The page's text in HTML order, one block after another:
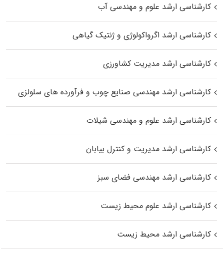
کارشناسی ارشد علوم و مهندسی آب
کارشناسی ارشد اگرواکولوژی و ژنتیک گیاهی
کارشناسی ارشد مدیریت کشاورزی
کارشناسی ارشد مهندسی صنایع چوب و فرآورده‌ های سلولزی
کارشناسی ارشد علوم و مهندسی شیلات
کارشناسی ارشد مدیریت و کنترل بیابان
کارشناسی ارشد مهندسی فضای سبز
کارشناسی ارشد علوم محیط‌ زیست
کارشناسی ارشد محیط زیست